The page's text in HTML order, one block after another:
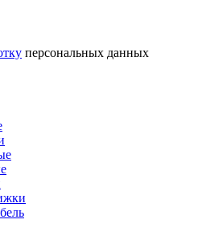
персональных данных